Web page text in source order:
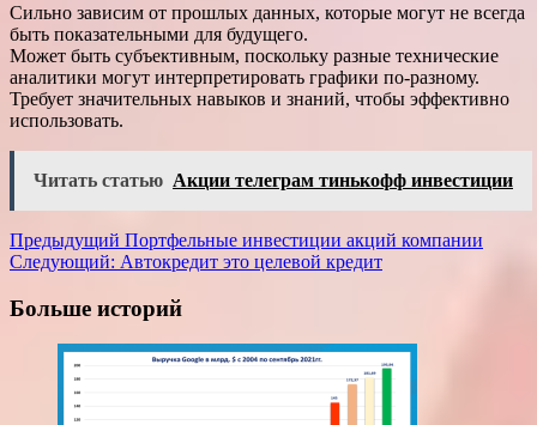
Сильно зависим от прошлых данных, которые могут не всегда
быть показательными для будущего.
Может быть субъективным, поскольку разные технические
аналитики могут интерпретировать графики по-разному.
Требует значительных навыков и знаний, чтобы эффективно
использовать.
Читать статью Акции телеграм тинькофф инвестиции
Навигация
записи
Предыдущий Портфельные инвестиции акций компании
Следующий: Автокредит это целевой кредит
Больше историй